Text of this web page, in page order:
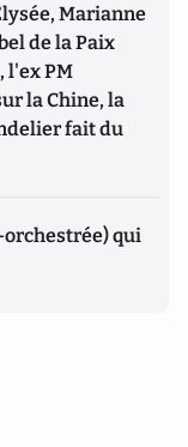
Marianne
de la Paix
l'ex PM
la Chine, la
fait du
qui